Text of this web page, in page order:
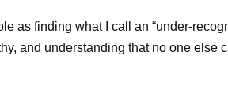
as finding what I call an “under-
and understanding that no one else